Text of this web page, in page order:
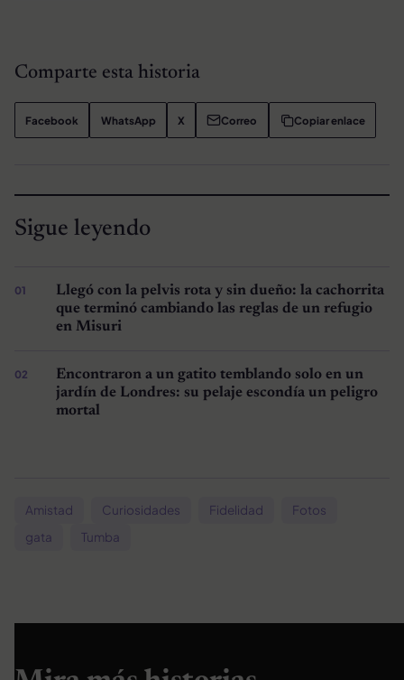
Comparte esta historia
Facebook WhatsApp X Correo Copiar enlace
Sigue leyendo
Llegó con la pelvis rota y sin dueño: la cachorrita
que terminó cambiando las reglas de un refugio
en Misuri
Encontraron a un gatito temblando solo en un
jardín de Londres: su pelaje escondía un peligro
mortal
Amistad Curiosidades Fidelidad
Fotos
gata
Tumba